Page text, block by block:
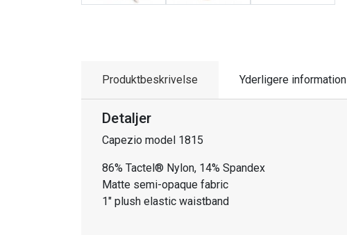
Produktbeskrivelse Yderligere information
Detaljer
Capezio model 1815
86% Tactel® Nylon, 14% Spandex
Matte semi-opaque fabric
1" plush elastic waistband